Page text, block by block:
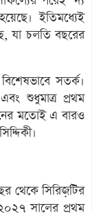
ইতিমধ্যেই
যা চলতি বছরের
সতর্ক।
শুধুমাত্র প্রথম
মতোই এ বারও
থেকে সিরিজ়টির
সালের প্রথম